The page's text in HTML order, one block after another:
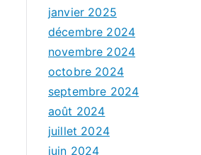
janvier 2025
décembre 2024
novembre 2024
octobre 2024
septembre 2024
août 2024
juillet 2024
juin 2024